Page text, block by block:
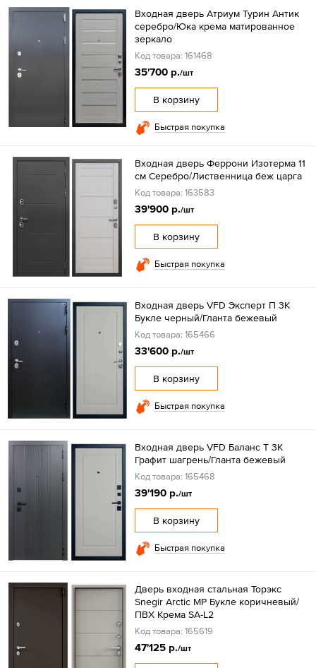
Входная дверь Атриум Турин Антик
серебро/Юка крема матированное
зеркало
Код товара: 161468
35'700 р./шт
В корзину
Быстрая покупка
Входная дверь Феррони Изотерма 11
см Серебро/Лиственница беж царга
Код товара: 163583
39'900 р./шт
В корзину
Быстрая покупка
Входная дверь VFD Эксперт П 3K
Букле черный/Гланта бежевый
Код товара: 165466
33'600 р./шт
В корзину
Быстрая покупка
Входная дверь VFD Баланс T 3К
Графит шагрень/Гланта бежевый
Код товара: 165468
39'190 р./шт
В корзину
Быстрая покупка
Дверь входная стальная Торэкс
Snegir Arctic MP Букле коричневый/
ПВХ Крема SA-L2
Код товара: 165619
47'125 р./шт